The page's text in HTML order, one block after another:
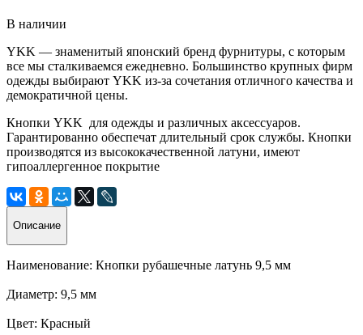
В наличии
YKK — знаменитый японский бренд фурнитуры, с которым
все мы сталкиваемся ежедневно. Большинство крупных фирм
одежды выбирают YKK из-за сочетания отличного качества и
демократичной цены.
Кнопки YKK для одежды и различных аксессуаров.
Гарантированно обеспечат длительный срок службы. Кнопки
производятся из высококачественной латуни, имеют
гипоаллергенное покрытие
Описание
Наименование: Кнопки рубашечные латунь 9,5 мм
Диаметр: 9,5 мм
Цвет: Красный